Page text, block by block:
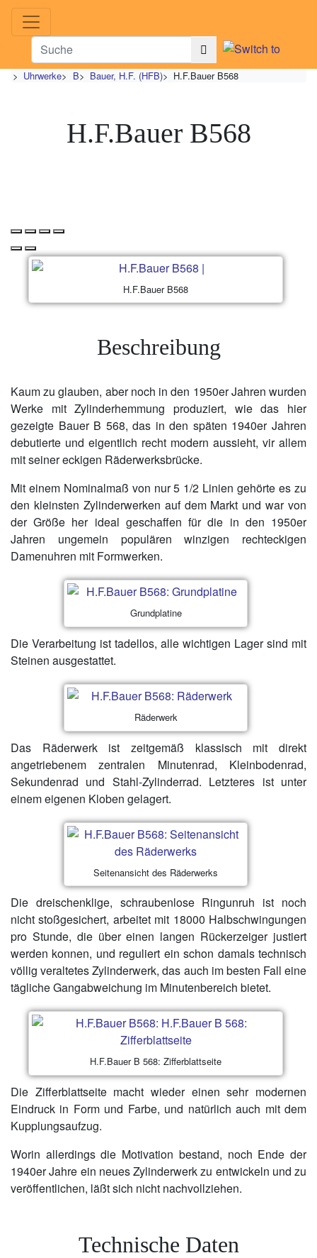
> Uhrwerke> B> Bauer, H.F. (HFB)> H.F.Bauer B568
H.F.Bauer B568
H.F.Bauer B568
Beschreibung
Kaum zu glauben, aber noch in den 1950er Jahren wurden
Werke mit Zylinderhemmung produziert, wie das hier
gezeigte Bauer B 568, das in den späten 1940er Jahren
debutierte und eigentlich recht modern aussieht, vir allem
mit seiner eckigen Räderwerksbrücke.
Mit einem Nominalmaß von nur 5 1/2 Linien gehörte es zu
den kleinsten Zylinderwerken auf dem Markt und war von
der Größe her ideal geschaffen für die in den 1950er
Jahren ungemein populären winzigen rechteckigen
Damenuhren mit Formwerken.
Grundplatine
Die Verarbeitung ist tadellos, alle wichtigen Lager sind mit
Steinen ausgestattet.
Räderwerk
Das Räderwerk ist zeitgemäß klassisch mit direkt
angetriebenem zentralen Minutenrad, Kleinbodenrad,
Sekundenrad und Stahl-Zylinderrad. Letzteres ist unter
einem eigenen Kloben gelagert.
Seitenansicht des Räderwerks
Die dreischenklige, schraubenlose Ringunruh ist noch
nicht stoßgesichert, arbeitet mit 18000 Halbschwingungen
pro Stunde, die über einen langen Rückerzeiger justiert
werden konnen, und reguliert ein schon damals technisch
völlig veraltetes Zylinderwerk, das auch im besten Fall eine
tägliche Gangabweichung im Minutenbereich bietet.
H.F.Bauer B 568: Zifferblattseite
Die Zifferblattseite macht wieder einen sehr modernen
Eindruck in Form und Farbe, und natürlich auch mit dem
Kupplungsaufzug.
Worin allerdings die Motivation bestand, noch Ende der
1940er Jahre ein neues Zylinderwerk zu entwickeln und zu
veröffentlichen, läßt sich nicht nachvollziehen.
Technische Daten